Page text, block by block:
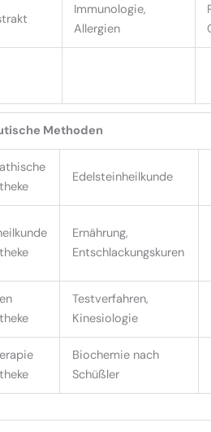
Immunologie,
Allergien
Methoden
Edelsteinheilkunde
Ernährung,
Entschlackungskuren
Testverfahren,
Kinesiologie
Biochemie nach
Schüßler